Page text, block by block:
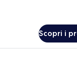
Scopri i